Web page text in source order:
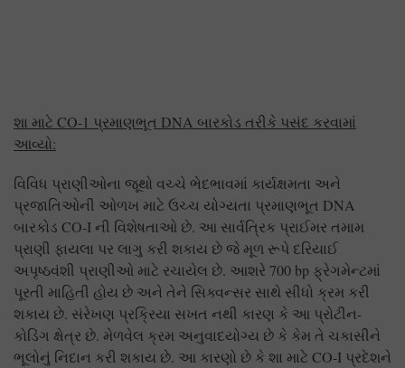
શા માટે CO-1 પ્રમાણભૂત DNA બારકોડ તરીકે પસંદ કરવામાં
આવ્યો:
વિવિધ પ્રાણીઓના જૂથો વચ્ચે ભેદભાવમાં કાર્યક્ષમતા અને
પ્રજાતિઓની ઓળખ માટે ઉચ્ચ યોગ્યતા પ્રમાણભૂત DNA
બારકોડ CO-I ની વિશેષતાઓ છે. આ સાર્વત્રિક પ્રાઈમર તમામ
પ્રાણી ફાયલા પર લાગુ કરી શકાય છે જે મૂળ રૂપે દરિયાઈ
અપૃષ્ઠવંશી પ્રાણીઓ માટે રચાયેલ છે. આશરે 700 bp ફ્રેગમેન્ટમાં
પૂરતી માહિતી હોય છે અને તેને સિક્વન્સર સાથે સીધો ક્રમ કરી
શકાય છે. સંરેખણ પ્રક્રિયા સખત નથી કારણ કે આ પ્રોટીન-
કોડિંગ ક્ષેત્ર છે. મેળવેલ ક્રમ અનુવાદયોગ્ય છે કે કેમ તે ચકાસીને
ભૂલોનું નિદાન કરી શકાય છે. આ કારણો છે કે શા માટે CO-I પ્રદેશને